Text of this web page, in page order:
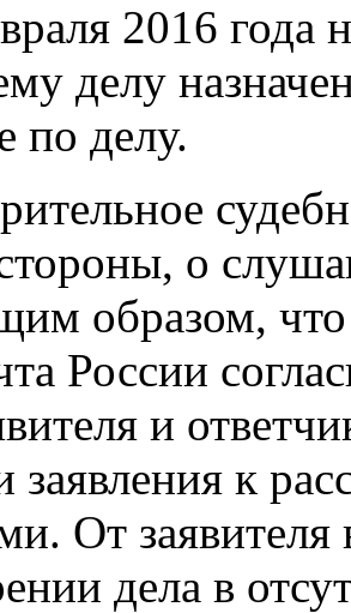
2016 года
делу
по делу.
о
образом,
России
и
заявления к
От
дела в